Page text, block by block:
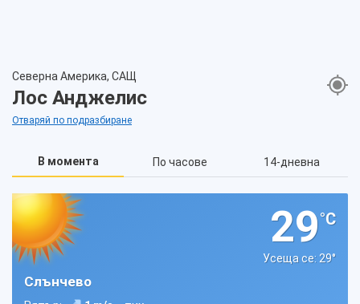
Северна Америка, САЩ
Лос Анджелис
Отваряй по подразбиране
В момента По часове 14-дневна
29°C
Усеща се: 29°
Слънчево